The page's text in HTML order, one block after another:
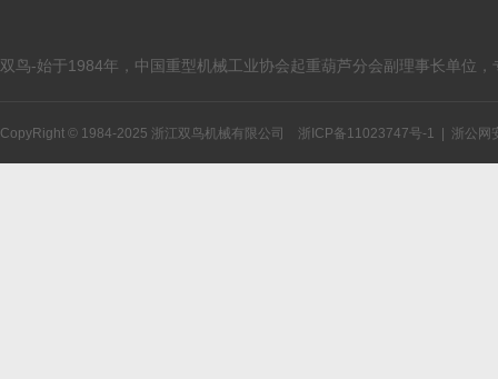
双鸟-始于1984年，中国重型机械工业协会起重葫芦分会副理事长单位
CopyRight © 1984-2025 浙江双鸟机械有限公司 浙ICP备11023747号-1 浙公网